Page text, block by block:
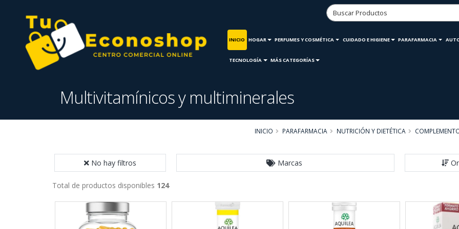
INICIO HOGAR PERFUMES Y COSMÉTICA CUIDADO E HIGIENE PARAFARMACIA
TECNOLOGÍA MÁS CATEGORÍAS
Multivitamínicos y multiminerales
INICIO PARAFARMACIA NUTRICIÓN Y DIETÉTICA
No hay filtros Marcas
Total de productos disponibles 124